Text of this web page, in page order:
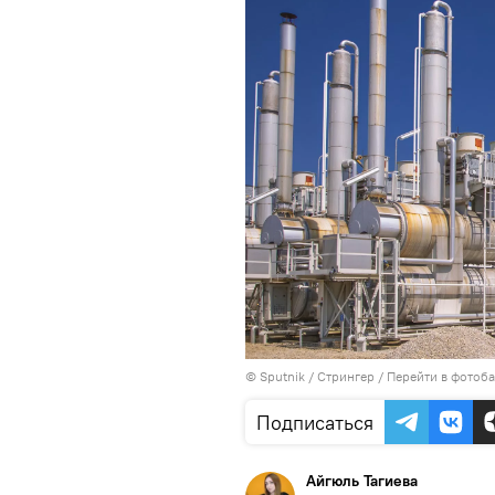
© Sputnik / Стрингер / Перейти в
Подписаться
Айгюль Тагиева